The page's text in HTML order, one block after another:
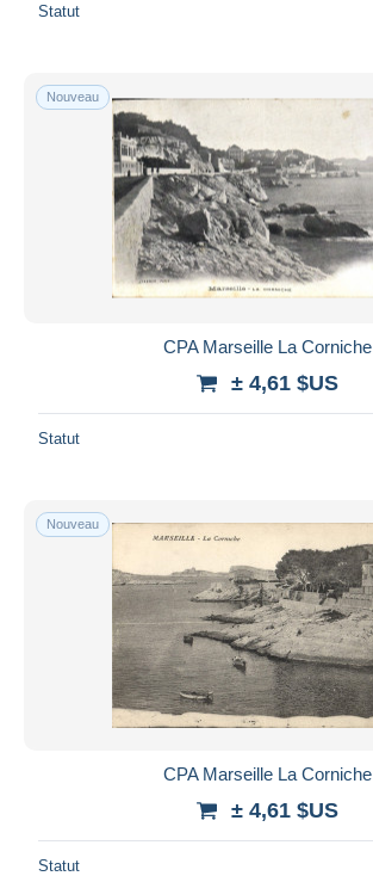
Statut
Nouveau
CPA Marseille La Corniche
± 4,61 $US
Statut
Nouveau
CPA Marseille La Corniche
± 4,61 $US
Statut